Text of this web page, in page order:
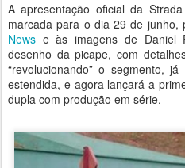
A apresentação oficial da
marcada para o dia 29 de junho,
News e às imagens de Daniel
desenho da picape, com
“revolucionando” o segmento,
estendida, e agora lançará a
dupla com produção em série.